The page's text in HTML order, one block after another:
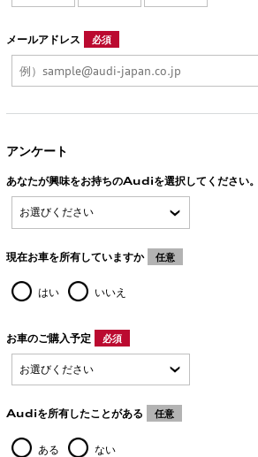
メールアドレス 必須
アンケート
あなたが興味をお持ちのAudiを選択してください。
現在お車を所有していますか 任意
はい いいえ
お車のご購入予定 必須
Audiを所有したことがある 任意
ある ない